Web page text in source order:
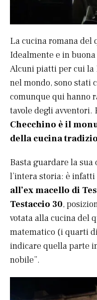
La cucina romana del
Idealmente e in
Alcuni piatti per cui la
nel mondo, sono stati
comunque qui hanno
tavole degli avventori.
Checchino è il
della cucina
Basta guardare la sua
l’intera storia: è infatti
all’ex macello di
Testaccio 30,
votata alla cucina del
matematico (i quarti
indicare quella parte
nobile”.